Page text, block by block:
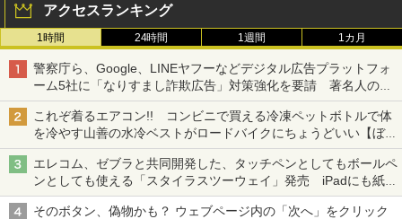
アクセスランキング
1時間 24時間 1週間 1カ月
警察庁ら、Google、LINEヤフーなどデジタル広告プラットフォ
ーム5社に「なりすまし詐欺広告」対策強化を要請 著名人の写
真や映像を使った投資詐欺などへの対策として
これぞ着るエアコン!! コンビニで買える冷凍ペットボトルで体
を冷やす山善の水冷ベストがロードバイクにちょうどいい【ぼっ
ち・ざ・ろーど！その14】【空いた時間でなにしてる？】
エレコム、ゼブラと共同開発した、タッチペンとしてもボールペ
ンとしても使える「スタイラスツーウェイ」発売 iPadにも紙に
も、持ち替えずに書き込める
そのボタン、偽物かも？ ウェブページ内の「次へ」をクリック